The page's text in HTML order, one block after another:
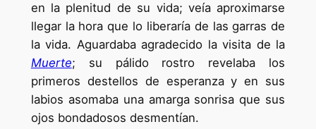
en la plenitud de su vida; veía aproximarse
llegar la hora que lo liberaría de las garras de
la vida. Aguardaba agradecido la visita de la
Muerte; su pálido rostro revelaba los
primeros destellos de esperanza y en sus
labios asomaba una amarga sonrisa que sus
ojos bondadosos desmentían.